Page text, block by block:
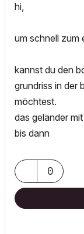
hi,
um schnell zum
kannst du den
grundriss in der
möchtest.
das geländer
bis dann
0